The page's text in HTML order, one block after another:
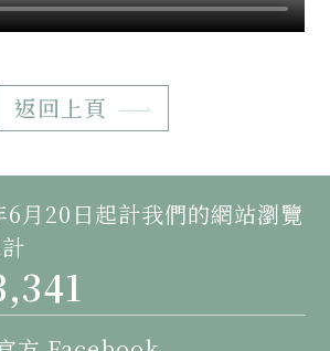
返回上頁
6月20日起計我們的網站瀏覽